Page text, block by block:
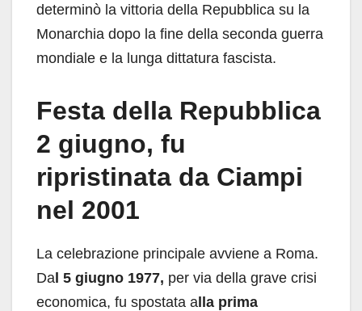
determinò la vittoria della Repubblica su la
Monarchia dopo la fine della seconda guerra
mondiale e la lunga dittatura fascista.
Festa della Repubblica
2 giugno, fu
ripristinata da Ciampi
nel 2001
La celebrazione principale avviene a Roma.
Dal 5 giugno 1977, per via della grave crisi
economica, fu spostata alla prima